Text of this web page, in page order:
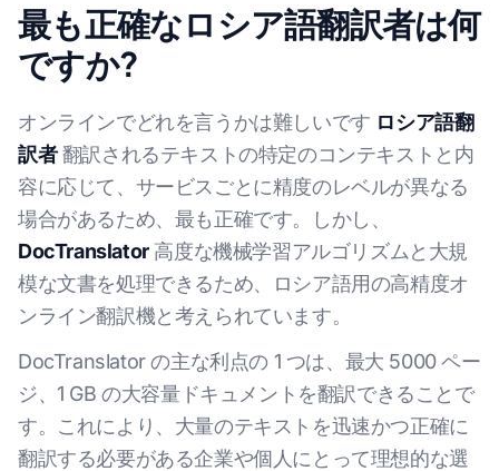
最も正確なロシア語翻訳者は何
ですか?
オンラインでどれを言うかは難しいです ロシア語翻
訳者翻訳されるテキストの特定のコンテキストと内
容に応じて、サービスごとに精度のレベルが異なる
場合があるため、最も正確です。しかし、
DocTranslator高度な機械学習アルゴリズムと大規
模な文書を処理できるため、ロシア語用の高精度オ
ンライン翻訳機と考えられています。
DocTranslator の主な利点の 1 つは、最大 5000 ペー
ジ、1 GB の大容量ドキュメントを翻訳できることで
す。これにより、大量のテキストを迅速かつ正確に
翻訳する必要がある企業や個人にとって理想的な選